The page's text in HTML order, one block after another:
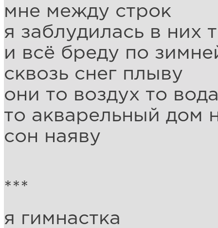
мне между строк
я заблудилась в них
и всё бреду по
сквозь снег плыву
они то воздух то
то акварельный дом
сон наяву
***
я гимнастка